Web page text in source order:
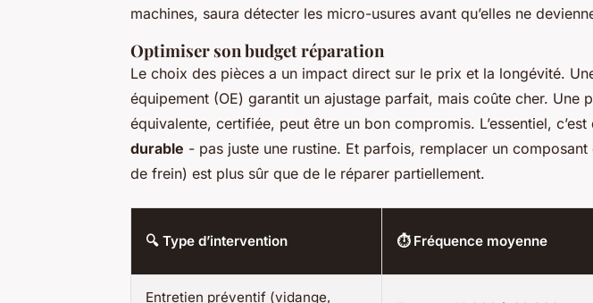
machines, saura détecter les micro-usures avant qu’elles ne
Optimiser son budget réparation
Le choix des pièces a un impact direct sur le prix et la longévité.
équipement (OE) garantit un ajustage parfait, mais coûte cher. Une
équivalente, certifiée, peut être un bon compromis. L’essentiel,
durable - pas juste une rustine. Et parfois, remplacer un
de frein) est plus sûr que de le réparer partiellement.
🔍 Type d’intervention ⏱ Fréquence moyenne
Entretien préventif (vidange,